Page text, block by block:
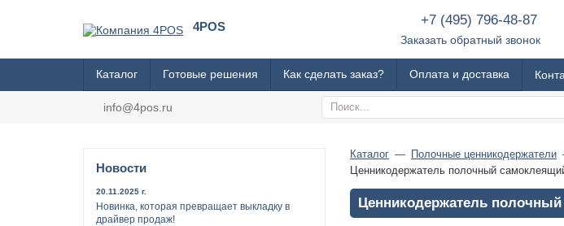
4POS +7 (495) 796-48-87
Заказать обратный звонок
Каталог Готовые решения Как сделать заказ? Оплата и доставка
info@4pos.ru
Новости
20.11.2025 г.
Новинка, которая превращает выкладку в
драйвер продаж!
Каталог Полочные ценникодержатели
Ценникодержатель полочный
Ценникодержатель